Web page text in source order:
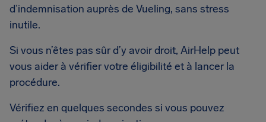
d’indemnisation auprès de Vueling, sans stress
inutile.
Si vous n’êtes pas sûr d’y avoir droit, AirHelp peut
vous aider à vérifier votre éligibilité et à lancer la
procédure.
Vérifiez en quelques secondes si vous pouvez